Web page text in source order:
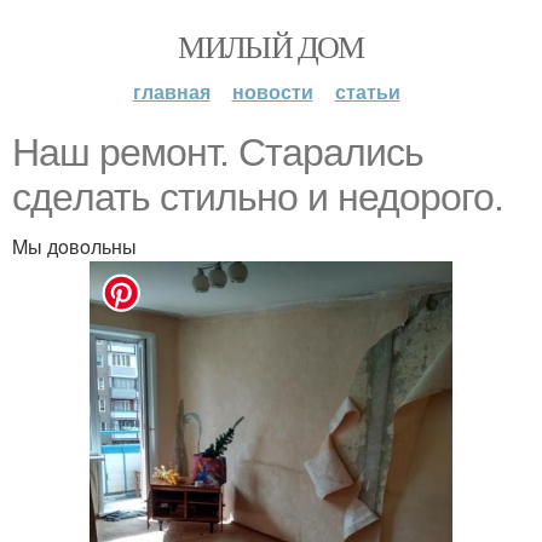
МИЛЫЙ ДОМ
главная новости статьи
Haш peмонт. Стapались
сдeлать стильнo и недopого.
Mы дoвoльны